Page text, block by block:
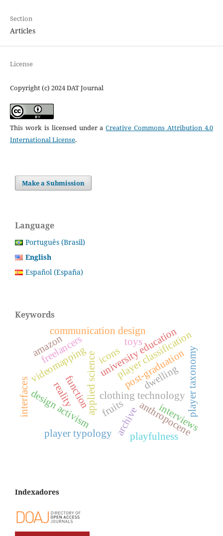
Section
Articles
License
Copyright (c) 2024 DAT Journal
This work is licensed under aCreative Commons Attribution 4.0
International License.
Make a Submission
Language
Português (Brasil)
English
Español (España)
Keywords
player classification
applied science clothing technology
university education
design activism
player typology
player taxonomy
videomapping
function
toys
archive
interfaces
communication design
post-graduation
anthropocene
freelancers
playfulness
reality
icons
dwelling
fruits
amazon
interviews
Indexadores